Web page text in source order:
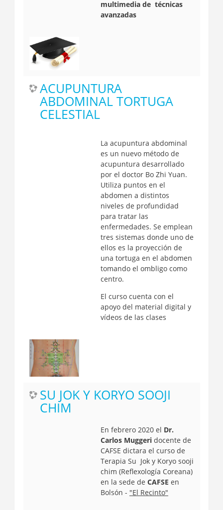
multimedia de técnicas
avanzadas
ACUPUNTURA
ABDOMINAL TORTUGA
CELESTIAL
La acupuntura abdominal
es un nuevo método de
acupuntura desarrollado
por el doctor Bo Zhi Yuan.
Utiliza puntos en el
abdomen a distintos
niveles de profundidad
para tratar las
enfermedades. Se emplean
tres sistemas donde uno de
ellos es la proyección de
una tortuga en el abdomen
tomando el ombligo como
centro.
El curso cuenta con el
apoyo del material digital y
vídeos de las clases
SU JOK Y KORYO SOOJI
CHIM
En febrero 2020 el Dr.
Carlos Muggeri docente de
CAFSE dictara el curso de
Terapia Su Jok y Koryo sooji
chim (Reflexología Coreana)
en la sede de CAFSE en
Bolsón - "El Recinto"